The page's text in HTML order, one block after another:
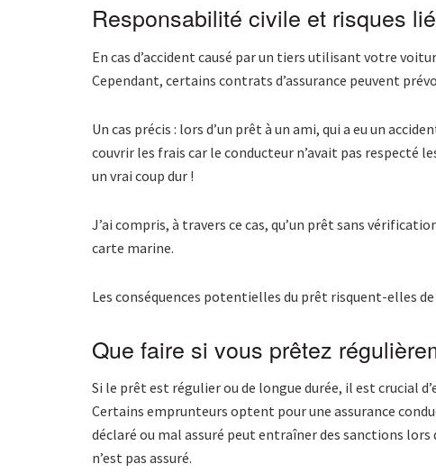
Responsabilité civile et risques
En cas d’accident causé par un tiers utilisant votre
Cependant, certains contrats d’assurance peuvent
Un cas précis : lors d’un prêt à un ami, qui a eu un
couvrir les frais car le conducteur n’avait pas respecté
un vrai coup dur !
J’ai compris, à travers ce cas, qu’un prêt sans
carte marine.
Les conséquences potentielles du prêt risquent-elles de
Que faire si vous prêtez
Si le prêt est régulier ou de longue durée, il est crucial
Certains emprunteurs optent pour une assurance
déclaré ou mal assuré peut entraîner des sanctions
n’est pas assuré.